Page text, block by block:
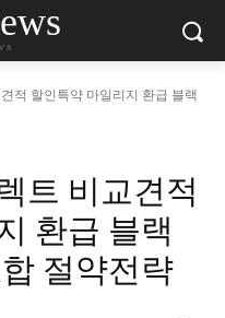
적 할인특약 마일리지 환급 블랙
트 비교견적
환급 블랙
절약전략